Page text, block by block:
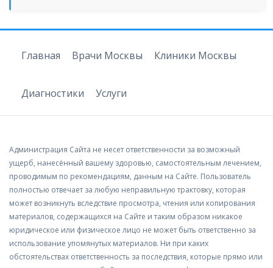
Главная Врачи Москвы Клиники Москвы
Диагностики Услуги
Администрация Сайта не несет ответственности за возможный
ущерб, нанесённый вашему здоровью, самостоятельным лечением,
проводимым по рекомендациям, данным на Сайте. Пользователь
полностью отвечает за любую неправильную трактовку, которая
может возникнуть вследствие просмотра, чтения или копирования
материалов, содержащихся на Сайте и таким образом никакое
юридическое или физическое лицо не может быть ответственно за
использование упомянутых материалов. Ни при каких
обстоятельствах ответственность за последствия, которые прямо или